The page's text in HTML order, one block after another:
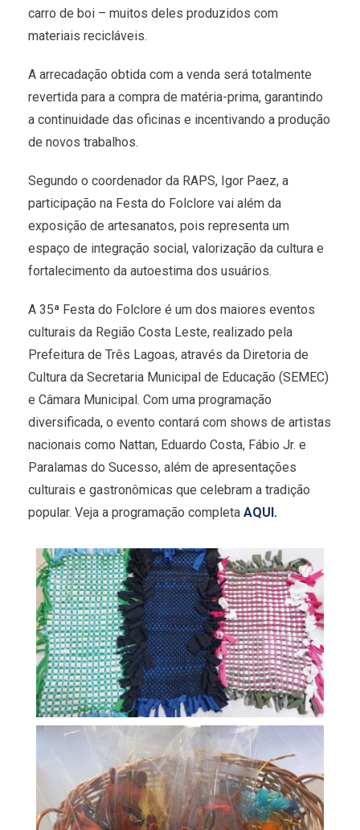
carro de boi – muitos deles produzidos com
materiais recicláveis.
A arrecadação obtida com a venda será totalmente
revertida para a compra de matéria-prima, garantindo
a continuidade das oficinas e incentivando a produção
de novos trabalhos.
Segundo o coordenador da RAPS, Igor Paez, a
participação na Festa do Folclore vai além da
exposição de artesanatos, pois representa um
espaço de integração social, valorização da cultura e
fortalecimento da autoestima dos usuários.
A 35ª Festa do Folclore é um dos maiores eventos
culturais da Região Costa Leste, realizado pela
Prefeitura de Três Lagoas, através da Diretoria de
Cultura da Secretaria Municipal de Educação (SEMEC)
e Câmara Municipal. Com uma programação
diversificada, o evento contará com shows de artistas
nacionais como Nattan, Eduardo Costa, Fábio Jr. e
Paralamas do Sucesso, além de apresentações
culturais e gastronômicas que celebram a tradição
popular. Veja a programação completa AQUI.